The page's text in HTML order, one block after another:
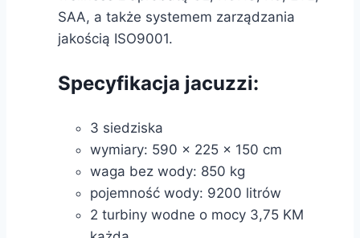
SAA, a także systemem zarządzania
jakością ISO9001.
Specyfikacja jacuzzi:
3 siedziska
wymiary: 590 x 225 x 150 cm
waga bez wody: 850 kg
pojemność wody: 9200 litrów
2 turbiny wodne o mocy 3,75 KM